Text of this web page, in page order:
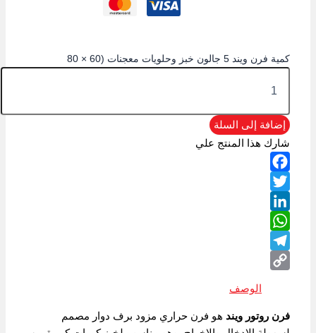
كمية فرن ويند 5 جالون خبز وحلويات معجنات (60 × 80
إضافة إلى السلة
شارك هذا المنتج علي
Facebook
Twitter
LinkedIn
WhatsApp
Telegram
الوصف
فرن روتور ويند هو فرن حراري مزود برف دوار مصمم